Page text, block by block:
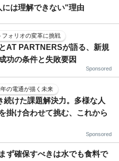
には理解できない"理由
フォリオの変革に挑戦
AT PARTNERSが語る、新規
功の条件と失敗要因
Sponsored
の電通が描く未来
続けた課題解決力。多様な人
掛け合わせて挑む、これから
Sponsored
ず確保すべきは水でも食料で